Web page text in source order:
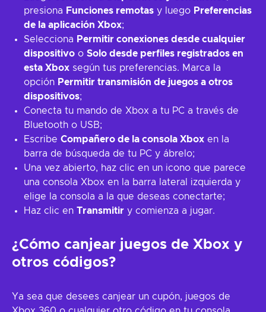
presiona Funciones remotas y luego Preferencias
de la aplicación Xbox;
Selecciona Permitir conexiones desde cualquier
dispositivo o Solo desde perfiles registrados en
esta Xbox según tus preferencias. Marca la
opción Permitir transmisión de juegos a otros
dispositivos;
Conecta tu mando de Xbox a tu PC a través de
Bluetooth o USB;
Escribe Compañero de la consola Xbox en la
barra de búsqueda de tu PC y ábrelo;
Una vez abierto, haz clic en un icono que parece
una consola Xbox en la barra lateral izquierda y
elige la consola a la que deseas conectarte;
Haz clic en Transmitir y comienza a jugar.
¿Cómo canjear juegos de Xbox y
otros códigos?
Ya sea que desees canjear un cupón, juegos de